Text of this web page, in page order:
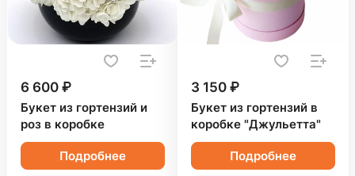
6 600 ₽
Букет из гортензий и
роз в коробке
Подробнее
3 150 ₽
Букет из гортензий в
коробке "Джульетта"
Подробнее